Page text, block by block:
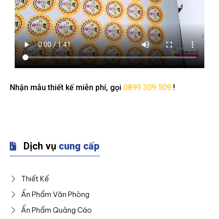
Nhận mẫu thiết kế miễn phí, gọi 0899 309 509 !
Dịch vụ cung cấp
Thiết Kế
Ấn Phẩm Văn Phòng
Ấn Phẩm Quảng Cáo